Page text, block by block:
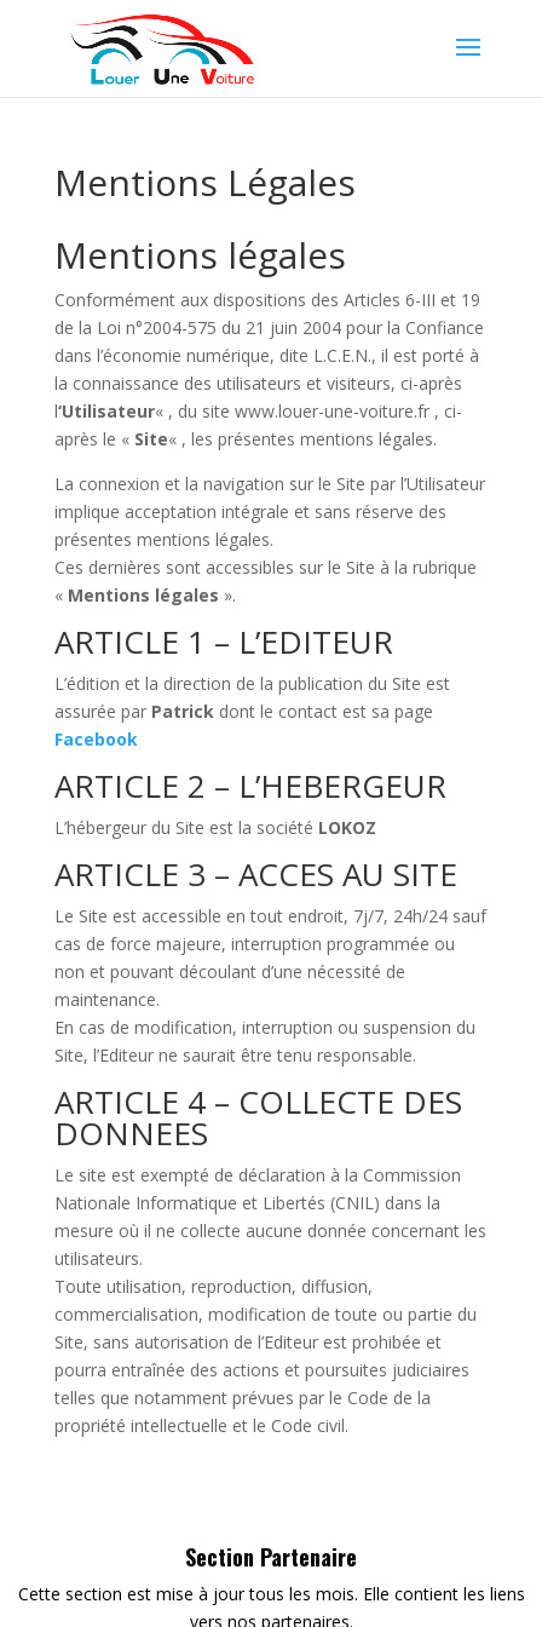
Mentions Légales
Mentions légales
Conformément aux dispositions des Articles 6-III et 19
de la Loi n°2004-575 du 21 juin 2004 pour la Confiance
dans l’économie numérique, dite L.C.E.N., il est porté à
la connaissance des utilisateurs et visiteurs, ci-après
l‘Utilisateur« , du site www.louer-une-voiture.fr , ci-
après le « Site« , les présentes mentions légales.
La connexion et la navigation sur le Site par l’Utilisateur
implique acceptation intégrale et sans réserve des
présentes mentions légales.
Ces dernières sont accessibles sur le Site à la rubrique
« Mentions légales ».
ARTICLE 1 – L’EDITEUR
L’édition et la direction de la publication du Site est
assurée par Patrick dont le contact est sa page
Facebook
ARTICLE 2 – L’HEBERGEUR
L’hébergeur du Site est la société LOKOZ
ARTICLE 3 – ACCES AU SITE
Le Site est accessible en tout endroit, 7j/7, 24h/24 sauf
cas de force majeure, interruption programmée ou
non et pouvant découlant d’une nécessité de
maintenance.
En cas de modification, interruption ou suspension du
Site, l’Editeur ne saurait être tenu responsable.
ARTICLE 4 – COLLECTE DES
DONNEES
Le site est exempté de déclaration à la Commission
Nationale Informatique et Libertés (CNIL) dans la
mesure où il ne collecte aucune donnée concernant les
utilisateurs.
Toute utilisation, reproduction, diffusion,
commercialisation, modification de toute ou partie du
Site, sans autorisation de l’Editeur est prohibée et
pourra entraînée des actions et poursuites judiciaires
telles que notamment prévues par le Code de la
propriété intellectuelle et le Code civil.
Section Partenaire
Cette section est mise à jour tous les mois. Elle contient les liens
vers nos partenaires.